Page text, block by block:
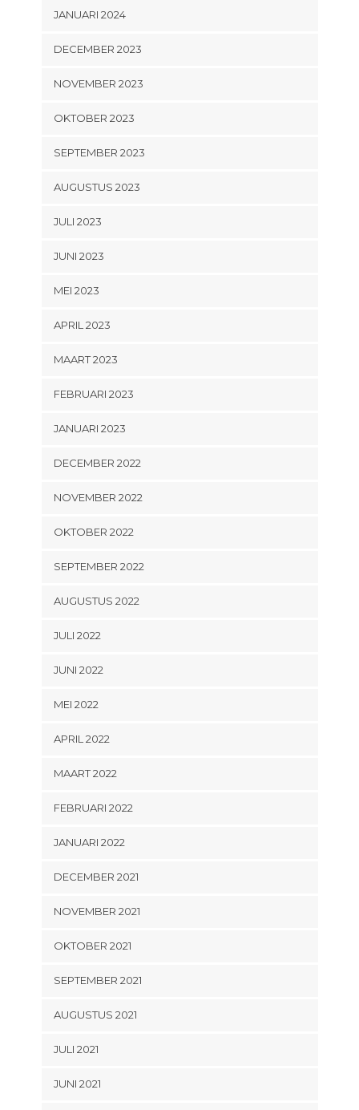
JANUARI 2024
DECEMBER 2023
NOVEMBER 2023
OKTOBER 2023
SEPTEMBER 2023
AUGUSTUS 2023
JULI 2023
JUNI 2023
MEI 2023
APRIL 2023
MAART 2023
FEBRUARI 2023
JANUARI 2023
DECEMBER 2022
NOVEMBER 2022
OKTOBER 2022
SEPTEMBER 2022
AUGUSTUS 2022
JULI 2022
JUNI 2022
MEI 2022
APRIL 2022
MAART 2022
FEBRUARI 2022
JANUARI 2022
DECEMBER 2021
NOVEMBER 2021
OKTOBER 2021
SEPTEMBER 2021
AUGUSTUS 2021
JULI 2021
JUNI 2021